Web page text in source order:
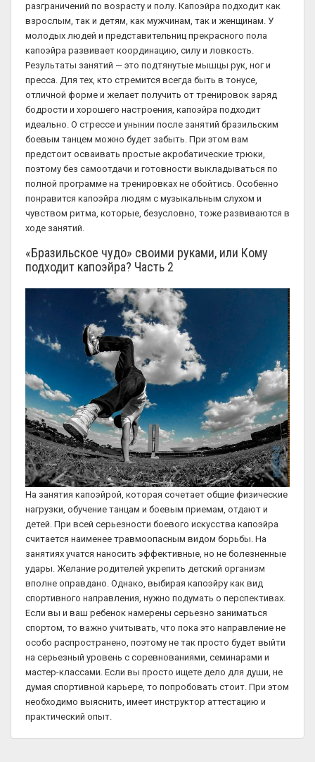
разграничений по возрасту и полу. Капоэйра подходит как
взрослым, так и детям, как мужчинам, так и женщинам. У
молодых людей и представительниц прекрасного пола
капоэйра развивает координацию, силу и ловкость.
Результаты занятий — это подтянутые мышцы рук, ног и
пресса. Для тех, кто стремится всегда быть в тонусе,
отличной форме и желает получить от тренировок заряд
бодрости и хорошего настроения, капоэйра подходит
идеально. О стрессе и унынии после занятий бразильским
боевым танцем можно будет забыть. При этом вам
предстоит осваивать простые акробатические трюки,
поэтому без самоотдачи и готовности выкладываться по
полной программе на тренировках не обойтись. Особенно
понравится капоэйра людям с музыкальным слухом и
чувством ритма, которые, безусловно, тоже развиваются в
ходе занятий.
«Бразильское чудо» своими руками, или Кому
подходит капоэйра? Часть 2
На занятия капоэйрой, которая сочетает общие физические
нагрузки, обучение танцам и боевым приемам, отдают и
детей. При всей серьезности боевого искусства капоэйра
считается наименее травмоопасным видом борьбы. На
занятиях учатся наносить эффективные, но не болезненные
удары. Желание родителей укрепить детский организм
вполне оправдано. Однако, выбирая капоэйру как вид
спортивного направления, нужно подумать о перспективах.
Если вы и ваш ребенок намерены серьезно заниматься
спортом, то важно учитывать, что пока это направление не
особо распространено, поэтому не так просто будет выйти
на серьезный уровень с соревнованиями, семинарами и
мастер-классами. Если вы просто ищете дело для души, не
думая спортивной карьере, то попробовать стоит. При этом
необходимо выяснить, имеет инструктор аттестацию и
практический опыт.